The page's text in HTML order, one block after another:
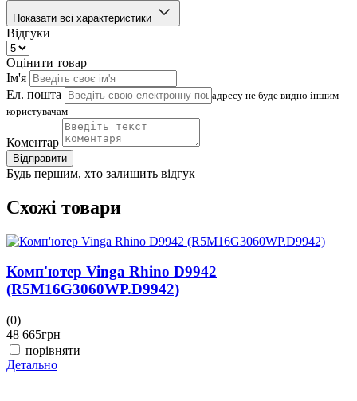
Показати всі характеристики
Відгуки
Оцінити товар
Ім'я
Ел. пошта
адресу не буде видно іншим
користувачам
Коментар
Відправити
Будь першим, хто залишить відгук
Схожі товари
Комп'ютер Vinga Rhino D9942
(R5M16G3060WP.D9942)
(0)
48 665грн
порівняти
Детально